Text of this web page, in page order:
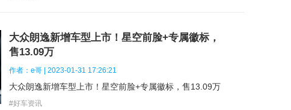
压缩比：
最大功率(kW)： 180
大众朗逸新增车型上市！星空前脸+专属徽标，
售13.09万
作者：e哥 | 2023-01-31 17:26:21
大众朗逸新增车型上市！星空前脸+专属徽标，售13.09万
#好车资讯